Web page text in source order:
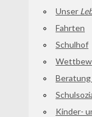
Unser
Fahrten
Schulhof
Beratung
Kinder-